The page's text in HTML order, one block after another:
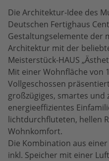
Die Architektur-Idee des
Deutschen Fertighaus
Gestaltungselemente der
Architektur mit der
Meisterstück-HAUS
Mit einer Wohnfläche von
Vollgeschossen
großzügiges, smartes und
energieeffizientes
lichtdurchfluteten, hellen
Wohnkomfort.
Die Kombination aus
inkl. Speicher mit einer